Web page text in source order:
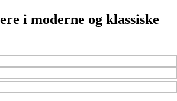
i moderne og klassiske